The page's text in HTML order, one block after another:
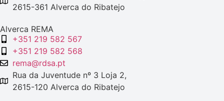
2615-361 Alverca do Ribatejo
Alverca REMA
+351 219 582 567
+351 219 582 568
rema@rdsa.pt
Rua da Juventude nº 3 Loja 2,
2615-120 Alverca do Ribatejo